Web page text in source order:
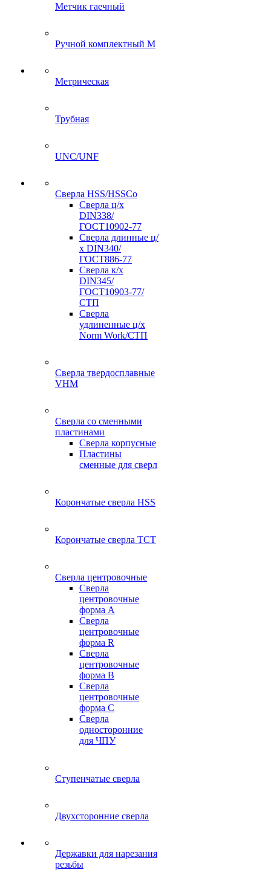
Метчик гаечный
Ручной комплектный M
Метрическая
Трубная
UNC/UNF
Сверла HSS/HSSCo
Сверла ц/х
DIN338/
ГОСТ10902-77
Сверла длинные ц/
х DIN340/
ГОСТ886-77
Сверла к/х
DIN345/
ГОСТ10903-77/
СТП
Сверла
удлиненные ц/х
Norm Work/СТП
Сверла твердосплавные
VHM
Сверла со сменными
пластинами
Сверла корпусные
Пластины
сменные для сверл
Корончатые сверла HSS
Корончатые сверла TCT
Сверла центровочные
Сверла
центровочные
форма A
Сверла
центровочные
форма R
Сверла
центровочные
форма B
Сверла
центровочные
форма C
Сверла
односторонние
для ЧПУ
Ступенчатые сверла
Двухсторонние сверла
Державки для нарезания
резьбы